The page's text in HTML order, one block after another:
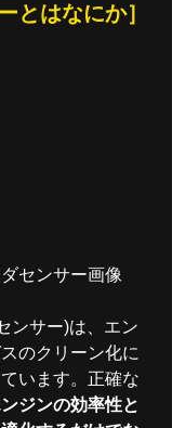
とはなにか］
センサー画像
ンサー)は、エン
のクリーン化に
います。正確な
ジンの効率性と